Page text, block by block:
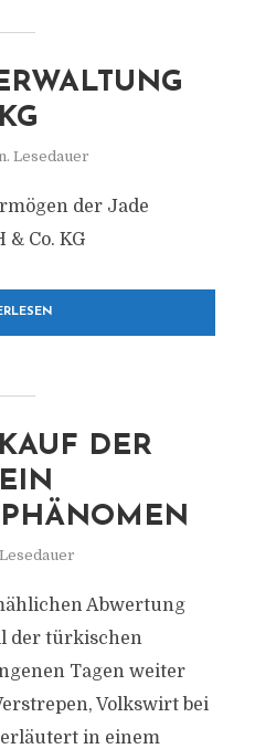
Lesedauer
der Jade
Co. KG
DER
Abwertung
der türkischen
Tagen weiter
Volkswirt bei
erläutert in einem